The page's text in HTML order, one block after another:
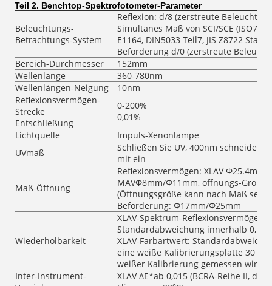
Teil 2. Benchtop-Spektrofotometer-Parameter
Beleuchtungs-
Betrachtungs-System
Reflexion: d/8 (zerstreute
Simultanes Maß von SCI/SCE
E1164, DIN5033 Teil7, JIS Z8722
Beförderung d/0 (zerstreute
Bereich-Durchmesser
152mm
Wellenlänge
360-780nm
Wellenlängen-Neigung
10nm
Reflexionsvermögen-
Strecke
Entschließung
0-200%
0,01%
Lichtquelle
Impuls-Xenonlampe
UVmaß
Schließen Sie UV, 400nm schneiden,
mit ein
Maß-Öffnung
Reflexionsvermögen: XLAV
MAVΦ8mm/Φ11mm, öffnungs-
(Öffnungsgröße kann nach Maß
Beförderung: Φ17mm/Φ25mm
Wiederholbarkeit
XLAV-Spektrum-
Standardabweichung innerhalb 0,1%
XLAV-Farbartwert:
eine weiße Kalibrierungsplatte 30 x
weißer Kalibrierung gemessen wird
Inter-Instrument-
XLAV ΔE*ab 0,015 (BCRA-Reihe II,